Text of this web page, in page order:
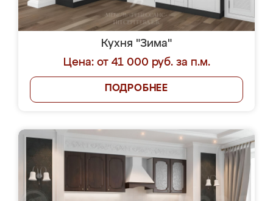
Кухня "Зима"
Цена: от 41 000 руб. за п.м.
ПОДРОБНЕЕ